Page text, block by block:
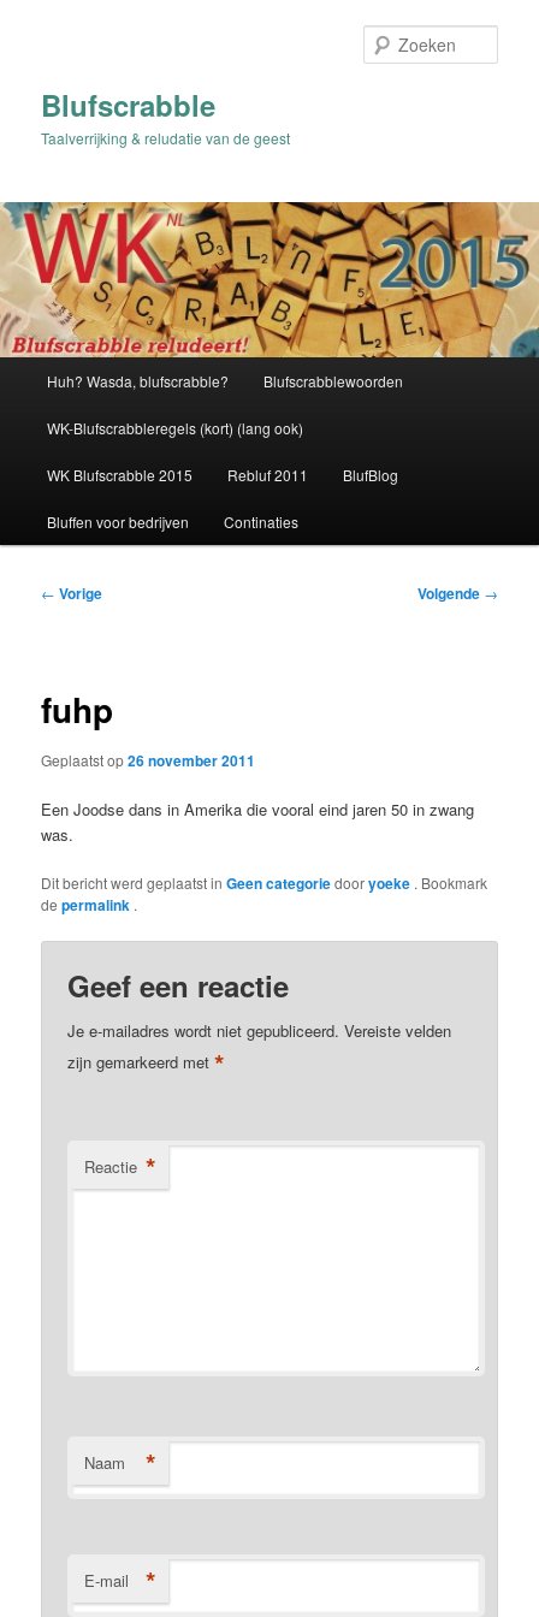
inhoudBlufscrabble
Taalverrijking & reludatie van de geest
Huh? Wasda, blufscrabble? Blufscrabblewoorden
WK-Blufscrabbleregels (kort) (lang ook)
WK Blufscrabble 2015 Rebluf 2011 BlufBlog
Bluffen voor bedrijven Continaties
Bericht
← Vorige Volgende →
fuhp
Geplaatst op26 november 2011
Een Joodse dans in Amerika die vooral eind jaren 50 in zwang
was.
Dit bericht werd geplaatst inGeen categoriedooryoeke . Bookmark
depermalink .
Geef een reactie
Je e-mailadres wordt niet gepubliceerd. Vereiste velden
zijn gemarkeerd met*
Reactie *
Naam *
E-mail *